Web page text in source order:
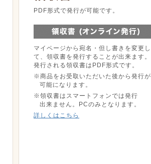
PDF形式で発行が可能です。
マイページから宛名・但し書きを変更し
て、領収書を発行することが出来ます。
発行される領収書はPDF形式です。
※商品をお受取いただいた後から発行が
可能になります。
※領収書はスマートフォンでは発行
出来ません。PCのみとなります。
詳しくはこちら